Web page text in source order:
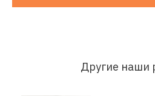
Другие наши